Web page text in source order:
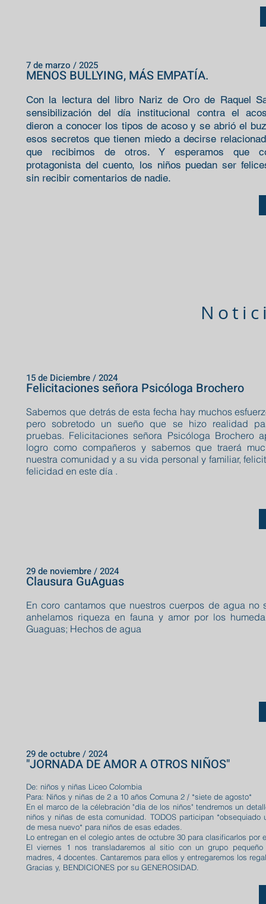
Con la lectura del libro Nariz de Oro de Raquel
sensibilización del día institucional contra el
dieron a conocer los tipos de acoso y se abrió el
esos secretos que tienen miedo a decirse
que recibimos de otros. Y esperamos que
protagonista del cuento, los niños puedan ser
sin recibir comentarios de nadie.
MENOS BULLYING, MÁS EMPATÍA.
7 de marzo / 2025
Sabemos que detrás de esta fecha hay muchos
pero sobretodo un sueño que se hizo realidad
pruebas. Felicitaciones señora Psicóloga Brochero
logro como compañeros y sabemos que traerá
nuestra comunidad y a su vida personal y familiar,
felicidad en este día .
Felicitaciones señora Psicóloga Brochero
15 de Diciembre / 2024
En coro cantamos que nuestros cuerpos de agua no
anhelamos riqueza en fauna y amor por los
Guaguas; Hechos de agua
Clausura GuAguas
29 de noviembre / 2024
De: niños y niñas Liceo Colombia
Para: Niños y niñas de 2 a 10 años Comuna 2 / *siete de agosto*
En el marco de la célebración "día de los niños" tendremos un
niños y niñas de esta comunidad. TODOS participan *obsequiado
de mesa nuevo* para niños de esas edades.
Lo entregan en el colegio antes de octubre 30 para clasificarlos por
El viernes 1 nos transladaremos al sitio con un grupo
madres, 4 docentes. Cantaremos para ellos y entregaremos los
Gracias y, BENDICIONES por su GENEROSIDAD.
"JORNADA DE AMOR A OTROS NIÑOS"
29 de octubre / 2024